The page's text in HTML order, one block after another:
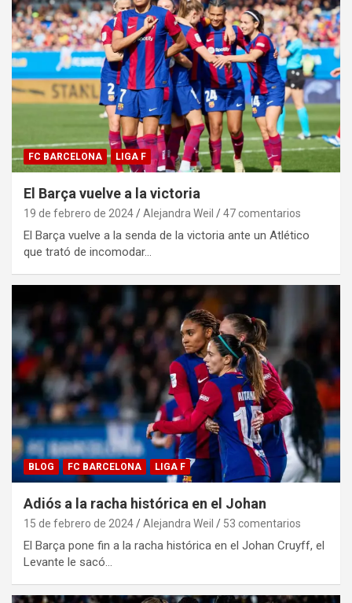
FC BARCELONA LIGA F
El Barça vuelve a la victoria
19 de febrero de 2024 Alejandra Weil 47 comentarios
El Barça vuelve a la senda de la victoria ante un Atlético
que trató de incomodar…
BLOG FC BARCELONA LIGA F
Adiós a la racha histórica en el Johan
15 de febrero de 2024 Alejandra Weil 53 comentarios
El Barça pone fin a la racha histórica en el Johan Cruyff, el
Levante le sacó…